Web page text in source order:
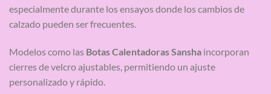
especialmente durante los ensayos donde los cambios de
calzado pueden ser frecuentes.
Modelos como las Botas Calentadoras Sansha incorporan
cierres de velcro ajustables, permitiendo un ajuste
personalizado y rápido.